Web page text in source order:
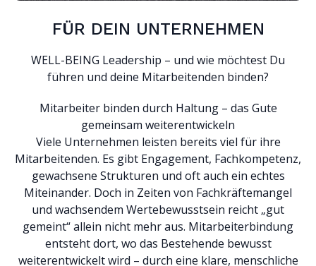
FÜR DEIN UNTERNEHMEN
WELL-BEING Leadership – und wie möchtest Du
führen und deine Mitarbeitenden binden?
Mitarbeiter binden durch Haltung – das Gute
gemeinsam weiterentwickeln
Viele Unternehmen leisten bereits viel für ihre
Mitarbeitenden. Es gibt Engagement, Fachkompetenz,
gewachsene Strukturen und oft auch ein echtes
Miteinander. Doch in Zeiten von Fachkräftemangel
und wachsendem Wertebewusstsein reicht „gut
gemeint“ allein nicht mehr aus. Mitarbeiterbindung
entsteht dort, wo das Bestehende bewusst
weiterentwickelt wird – durch eine klare, menschliche